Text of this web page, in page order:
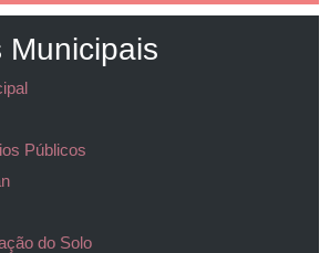
Municipais
Públicos
do Solo